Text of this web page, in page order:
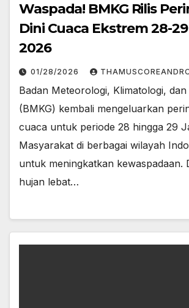
Waspada! BMKG Rilis
Dini Cuaca Ekstrem 28-
2026
01/28/2026
​Badan Meteorologi, Klimatologi, dan
(BMKG) kembali mengeluarkan
cuaca untuk periode 28 hingga 29
Masyarakat di berbagai wilayah
untuk meningkatkan kewaspadaan.
hujan lebat…